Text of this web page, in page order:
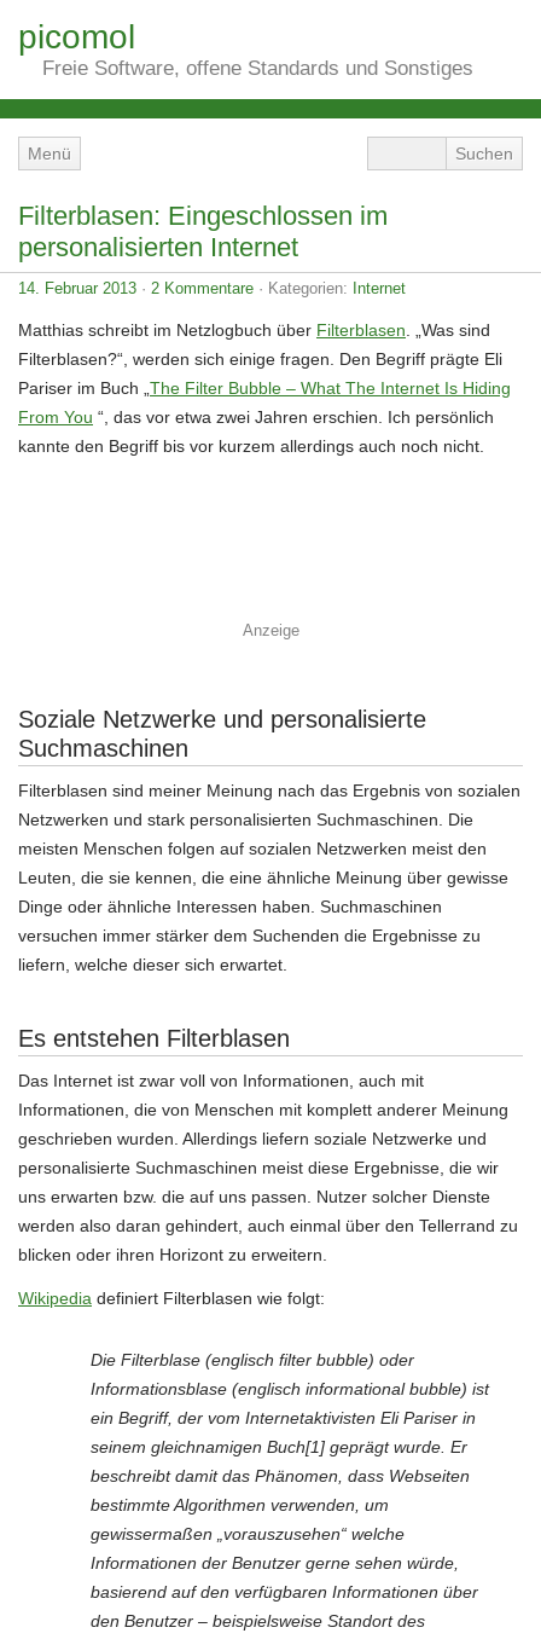
picomol
Freie Software, offene Standards und Sonstiges
Menü
Filterblasen: Eingeschlossen im
personalisierten Internet
14. Februar 2013 · 2 Kommentare · Kategorien: Internet
Matthias schreibt im Netzlogbuch über Filterblasen . „Was sind
Filterblasen?“, werden sich einige fragen. Den Begriff prägte Eli
Pariser im Buch „ The Filter Bubble – What The Internet Is Hiding
From You “, das vor etwa zwei Jahren erschien. Ich persönlich
kannte den Begriff bis vor kurzem allerdings auch noch nicht.
Anzeige
Soziale Netzwerke und personalisierte
Suchmaschinen
Filterblasen sind meiner Meinung nach das Ergebnis von sozialen
Netzwerken und stark personalisierten Suchmaschinen. Die
meisten Menschen folgen auf sozialen Netzwerken meist den
Leuten, die sie kennen, die eine ähnliche Meinung über gewisse
Dinge oder ähnliche Interessen haben. Suchmaschinen
versuchen immer stärker dem Suchenden die Ergebnisse zu
liefern, welche dieser sich erwartet.
Es entstehen Filterblasen
Das Internet ist zwar voll von Informationen, auch mit
Informationen, die von Menschen mit komplett anderer Meinung
geschrieben wurden. Allerdings liefern soziale Netzwerke und
personalisierte Suchmaschinen meist diese Ergebnisse, die wir
uns erwarten bzw. die auf uns passen. Nutzer solcher Dienste
werden also daran gehindert, auch einmal über den Tellerrand zu
blicken oder ihren Horizont zu erweitern.
Wikipedia definiert Filterblasen wie folgt:
Die Filterblase (englisch filter bubble) oder
Informationsblase (englisch informational bubble) ist
ein Begriff, der vom Internetaktivisten Eli Pariser in
seinem gleichnamigen Buch[1] geprägt wurde. Er
beschreibt damit das Phänomen, dass Webseiten
bestimmte Algorithmen verwenden, um
gewissermaßen „vorauszusehen“ welche
Informationen der Benutzer gerne sehen würde,
basierend auf den verfügbaren Informationen über
den Benutzer – beispielsweise Standort des